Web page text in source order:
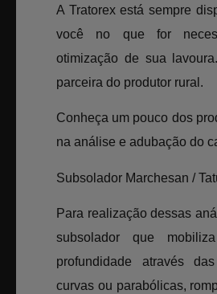
A Tratorex está sempre
você no que for
otimização de sua
parceira do produtor rural.
Conheça um pouco dos
na análise e adubação do
Subsolador Marchesan /
Para realização dessas
subsolador que
profundidade através
curvas ou parabólicas,